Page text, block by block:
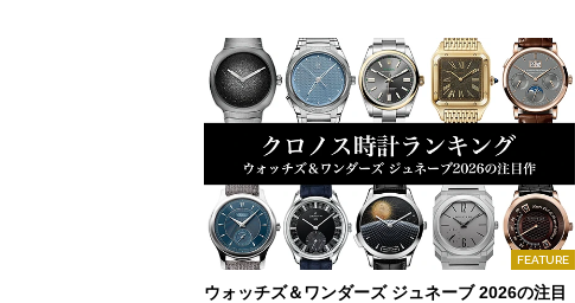
FEATURE
ウォッチズ＆ワンダーズ ジュネーブ 2026の注目